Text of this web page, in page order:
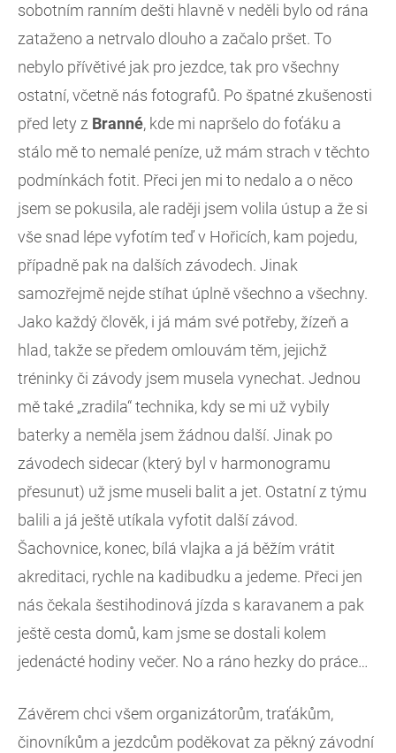
sobotním ranním dešti hlavně v neděli bylo od rána
zataženo a netrvalo dlouho a začalo pršet. To
nebylo přívětivé jak pro jezdce, tak pro všechny
ostatní, včetně nás fotografů. Po špatné zkušenosti
před lety z Branné, kde mi napršelo do foťáku a
stálo mě to nemalé peníze, už mám strach v těchto
podmínkách fotit. Přeci jen mi to nedalo a o něco
jsem se pokusila, ale raději jsem volila ústup a že si
vše snad lépe vyfotím teď v Hořicích, kam pojedu,
případně pak na dalších závodech. Jinak
samozřejmě nejde stíhat úplně všechno a všechny.
Jako každý člověk, i já mám své potřeby, žízeň a
hlad, takže se předem omlouvám těm, jejichž
tréninky či závody jsem musela vynechat. Jednou
mě také „zradila“ technika, kdy se mi už vybily
baterky a neměla jsem žádnou další. Jinak po
závodech sidecar (který byl v harmonogramu
přesunut) už jsme museli balit a jet. Ostatní z týmu
balili a já ještě utíkala vyfotit další závod.
Šachovnice, konec, bílá vlajka a já běžím vrátit
akreditaci, rychle na kadibudku a jedeme. Přeci jen
nás čekala šestihodinová jízda s karavanem a pak
ještě cesta domů, kam jsme se dostali kolem
jedenácté hodiny večer. No a ráno hezky do práce…
Závěrem chci všem organizátorům, traťákům,
činovníkům a jezdcům poděkovat za pěkný závodní